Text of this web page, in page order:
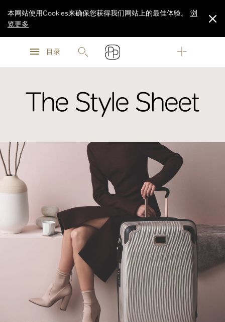
浏
目录
本网站使用Cookies来确保您获得我们网站上的最佳体验。
浏
览更多
The Style Sheet